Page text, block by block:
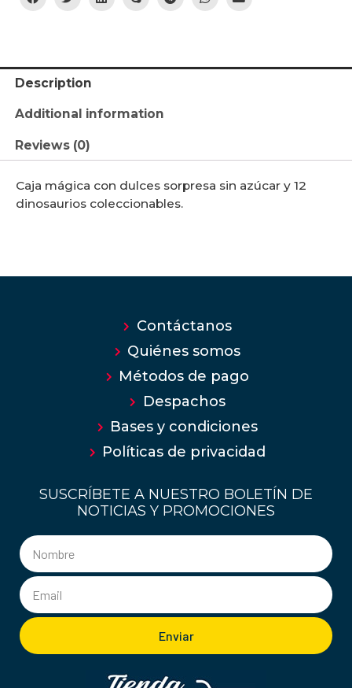
Description
Additional information
Reviews (0)
Caja mágica con dulces sorpresa sin azúcar y 12
dinosaurios coleccionables.
Contáctanos
Quiénes somos
Métodos de pago
Despachos
Bases y condiciones
Políticas de privacidad
SUSCRÍBETE A NUESTRO BOLETÍN DE
NOTICIAS Y PROMOCIONES
Enviar